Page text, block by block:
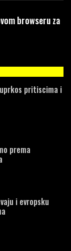
browseru za
pritiscima i
prema
i evropsku